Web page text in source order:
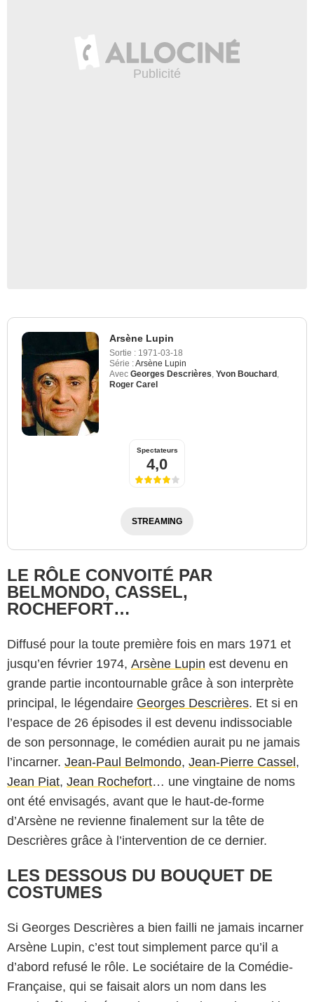
Arsène Lupin
Sortie : 1971-03-18
Série :Arsène Lupin
Avec Georges Descrières Yvon Bouchard
Roger Carel
Spectateurs
4,0
STREAMING
LE RÔLE CONVOITÉ PAR
BELMONDO, CASSEL,
ROCHEFORT…
Diffusé pour la toute première fois en mars 1971 et
jusqu’en février 1974, Arsène Lupin est devenu en
grande partie incontournable grâce à son interprète
principal, le légendaire Georges Descrières. Et si en
l’espace de 26 épisodes il est devenu indissociable
de son personnage, le comédien aurait pu ne jamais
l’incarner. Jean-Paul Belmondo, Jean-Pierre Cassel ,
Jean Piat, Jean Rochefort… une vingtaine de noms
ont été envisagés, avant que le haut-de-forme
d’Arsène ne revienne finalement sur la tête de
Descrières grâce à l’intervention de ce dernier.
LES DESSOUS DU BOUQUET DE
COSTUMES
Si Georges Descrières a bien failli ne jamais incarner
Arsène Lupin, c’est tout simplement parce qu’il a
d’abord refusé le rôle. Le sociétaire de la Comédie-
Française, qui se faisait alors un nom dans les